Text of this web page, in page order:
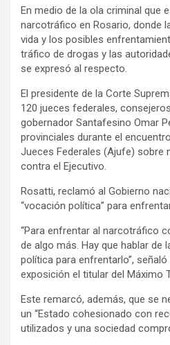
En medio de la ola criminal que
narcotráfico en Rosario, donde
vida y los posibles
tráfico de drogas y las
se expresó al respecto.
El presidente de la Corte
120 jueces federales,
gobernador Santafesino Omar
provinciales durante el
Jueces Federales (Ajufe) sobre
contra el Ejecutivo.
Rosatti, reclamó al Gobierno
“vocación política” para
“Para enfrentar al narcotráfico
de algo más. Hay que hablar de
política para enfrentarlo”,
exposición el titular del Máximo
Este remarcó, además, que se
un “Estado cohesionado con
utilizados y una sociedad